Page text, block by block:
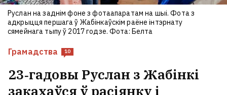
Грамадства 10
23‑гадовы Руслан з Жабінкі
закахаўся ў расіянку і
Руслан на заднім фоне з фотаапаратам на шыі. Фота з
адкрыцця першага ў Жабінкаўскім раёне інтэрнату
сямейнага тыпу ў 2017 годзе. Фота: Белта
Тысячы фанатаў Раналду
памылкова прыйшлі на чужое
вяселле
1
трывожыць навукоўцаў